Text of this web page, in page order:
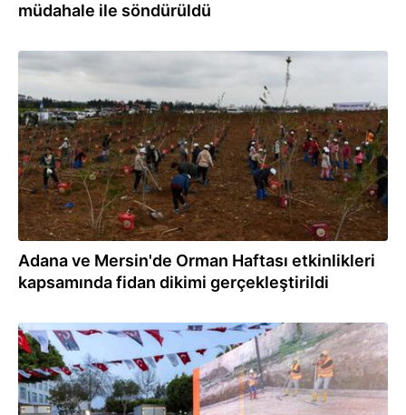
müdahale ile söndürüldü
21.03.2024
Adana ve Mersin'de Orman Haftası etkinlikleri
kapsamında fidan dikimi gerçekleştirildi
20.03.2024